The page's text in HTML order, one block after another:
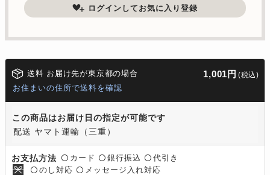
ログインしてお気に入り登録
送料 お届け先が東京都の場合 1,001円 (税込)
お住まいの住所で送料を確認
この商品はお届け日の指定が可能です
配送 ヤマト運輸（三重）
お支払方法 〇 カード 〇 銀行振込 〇 代引き
〇 のし対応 〇 メッセージ入れ対応